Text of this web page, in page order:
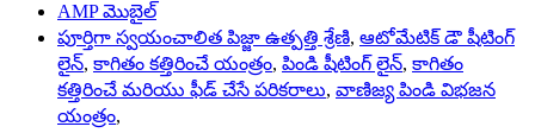
AMP మొబైల్
పూర్తిగా స్వయంచాలిత పిజ్జా ఉత్పత్తి శ్రేణి, ఆటోమేటిక్ డౌ షీటింగ్
లైన్, కాగితం కత్తిరించే యంత్రం, పిండి షీటింగ్ లైన్, కాగితం
కత్తిరించే మరియు ఫీడ్ చేసే పరికరాలు, వాణిజ్య పిండి విభజన
యంత్రం,